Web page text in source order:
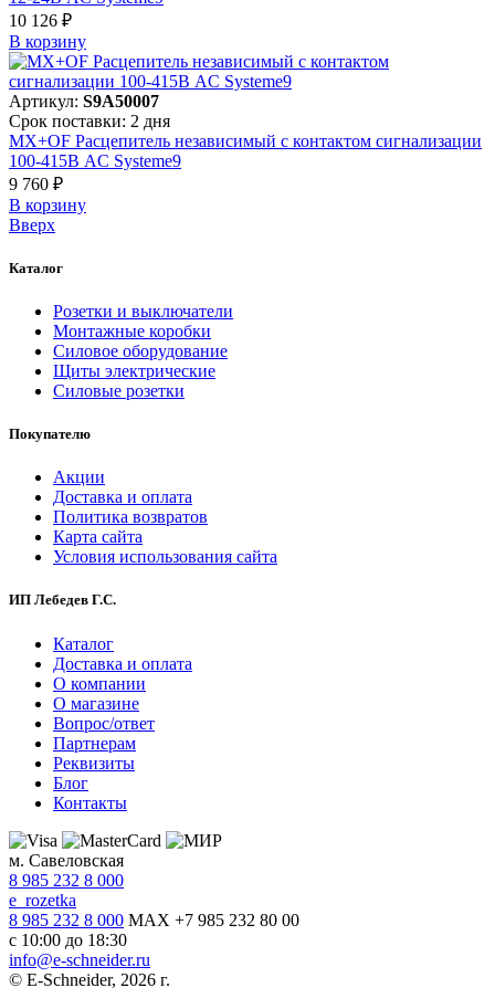
10 126 ₽
В корзинy
Артикул: S9A50007
Срок поставки: 2 дня
MX+OF Расцепитель независимый с контактом сигнализации
100-415В AC Systeme9
9 760 ₽
В корзинy
Вверх
Каталог
Розетки и выключатели
Монтажные коробки
Силовое оборудование
Щиты электрические
Силовые розетки
Покупателю
Акции
Доставка и оплата
Политика возвратов
Карта сайта
Условия использования сайта
ИП Лебедев Г.С.
Каталог
Доставка и оплата
О компании
О магазине
Вопрос/ответ
Партнерам
Реквизиты
Блог
Контакты
м. Савеловская
8 985 232 8 000
e_rozetka
8 985 232 8 000 MAX +7 985 232 80 00
с 10:00 до 18:30
info@e-schneider.ru
© E-Schneider, 2026 г.